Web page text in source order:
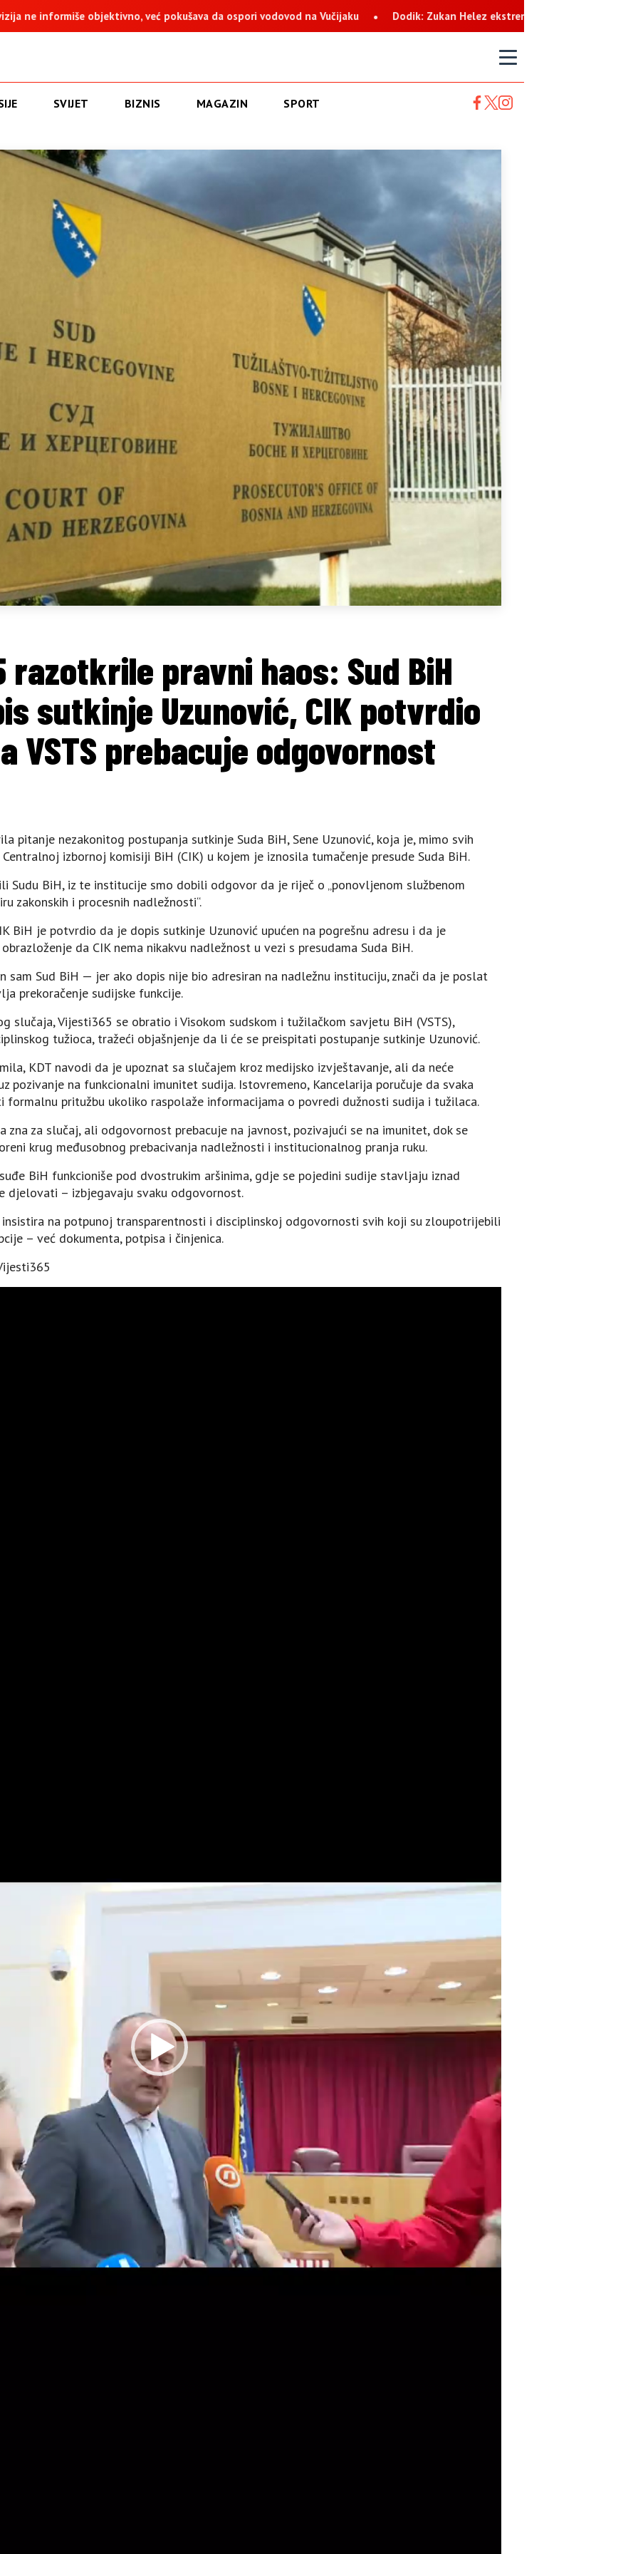
već pokušava da ospori vodovod na Vučijaku Dodik: Zukan Helez ekstremista koji svaku priliku koristi za
SVIJET BIZNIS MAGAZIN SPORT
razotkrile pravni haos: Sud BiH
sutkinje Uzunović, CIK potvrdio
VSTS prebacuje odgovornost
pitanje nezakonitog postupanja sutkinje Suda BiH, Sene Uzunović, koja je, mimo svih
izbornoj komisiji BiH (CIK) u kojem je iznosila tumačenje presude Suda BiH.
Sudu BiH, iz te institucije smo dobili odgovor da je riječ o „ponovljenom službenom
zakonskih i procesnih nadležnosti“.
BiH je potvrdio da je dopis sutkinje Uzunović upućen na pogrešnu adresu i da je
da CIK nema nikakvu nadležnost u vezi s presudama Suda BiH.
sam Sud BiH — jer ako dopis nije bio adresiran na nadležnu instituciju, znači da je poslat
prekoračenje sudijske funkcije.
slučaja, Vijesti365 se obratio i Visokom sudskom i tužilačkom savjetu BiH (VSTS),
tužioca, tražeći objašnjenje da li će se preispitati postupanje sutkinje Uzunović.
KDT navodi da je upoznat sa slučajem kroz medijsko izvještavanje, ali da neće
pozivanje na funkcionalni imunitet sudija. Istovremeno, Kancelarija poručuje da svaka
pritužbu ukoliko raspolaže informacijama o povredi dužnosti sudija i tužilaca.
zna za slučaj, ali odgovornost prebacuje na javnost, pozivajući se na imunitet, dok se
krug međusobnog prebacivanja nadležnosti i institucionalnog pranja ruku.
BiH funkcioniše pod dvostrukim aršinima, gdje se pojedini sudije stavljaju iznad
djelovati – izbjegavaju svaku odgovornost.
insistira na potpunoj transparentnosti i disciplinskoj odgovornosti svih koji su zloupotrijebili
– već dokumenta, potpisa i činjenica.